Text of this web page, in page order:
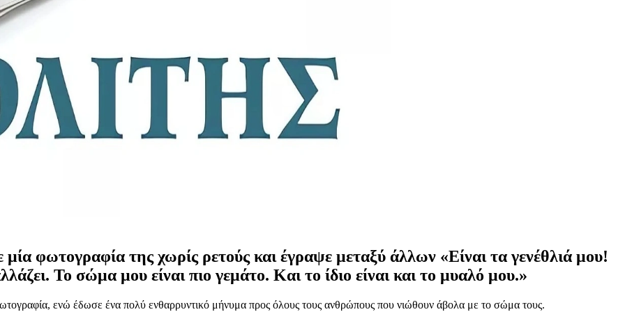
φωτογραφία της χωρίς ρετούς και έγραψε μεταξύ άλλων «Είναι τα γενέθλιά μου!
Το σώμα μου είναι πιο γεμάτο. Και το ίδιο είναι και το μυαλό μου.»
ενώ έδωσε ένα πολύ ενθαρρυντικό μήνυμα προς όλους τους ανθρώπους που νιώθουν άβολα με το σώμα τους.